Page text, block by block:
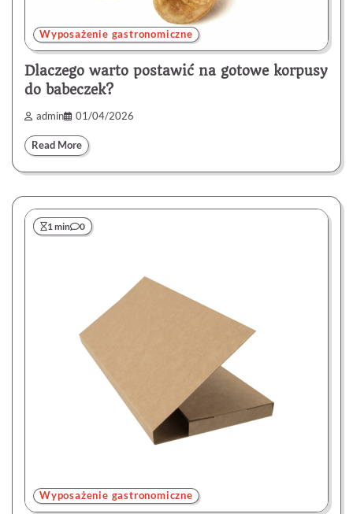
Wyposażenie gastronomiczne
Dlaczego warto postawić na gotowe korpusy
do babeczek?
admin 01/04/2026
Read More
1 min 0
Wyposażenie gastronomiczne